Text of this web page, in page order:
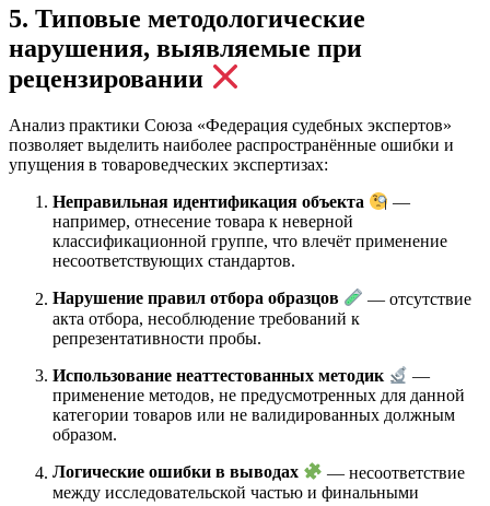
5. Типовые методологические
нарушения, выявляемые при
рецензировании
Анализ практики Союза «Федерация судебных экспертов»
позволяет выделить наиболее распространённые ошибки и
упущения в товароведческих экспертизах:
Неправильная идентификация объекта
—
например, отнесение товара к неверной
классификационной группе, что влечёт применение
несоответствующих стандартов.
Нарушение правил отбора образцов
— отсутствие
акта отбора, несоблюдение требований к
репрезентативности пробы.
Использование неаттестованных методик
—
применение методов, не предусмотренных для данной
категории товаров или не валидированных должным
образом.
Логические ошибки в выводах
— несоответствие
между исследовательской частью и финальными